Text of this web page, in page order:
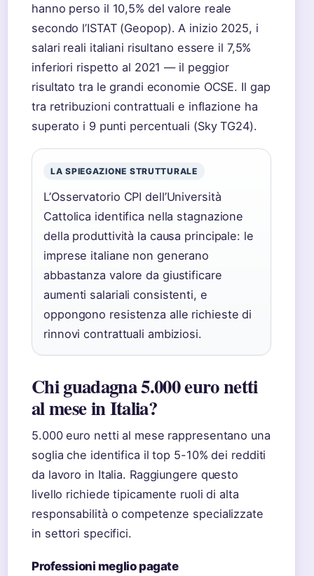
hanno perso il 10,5% del valore reale
secondo l’ISTAT (Geopop). A inizio 2025, i
salari reali italiani risultano essere il 7,5%
inferiori rispetto al 2021 — il peggior
risultato tra le grandi economie OCSE. Il gap
tra retribuzioni contrattuali e inflazione ha
superato i 9 punti percentuali (Sky TG24).
LA SPIEGAZIONE STRUTTURALE
L’Osservatorio CPI dell’Università
Cattolica identifica nella stagnazione
della produttività la causa principale: le
imprese italiane non generano
abbastanza valore da giustificare
aumenti salariali consistenti, e
oppongono resistenza alle richieste di
rinnovi contrattuali ambiziosi.
Chi guadagna 5.000 euro netti
al mese in Italia?
5.000 euro netti al mese rappresentano una
soglia che identifica il top 5-10% dei redditi
da lavoro in Italia. Raggiungere questo
livello richiede tipicamente ruoli di alta
responsabilità o competenze specializzate
in settori specifici.
Professioni meglio pagate